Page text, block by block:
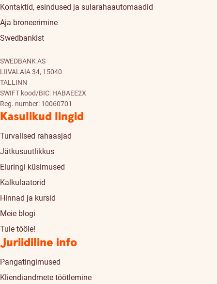
Kontaktid, esindused ja sularahaautomaadid
Aja broneerimine
Swedbankist
SWEDBANK AS
LIIVALAIA 34, 15040
TALLINN
SWIFT kood/BIC: HABAEE2X
Reg. number: 10060701
Kasulikud lingid
Turvalised rahaasjad
Jätkusuutlikkus
Eluringi küsimused
Kalkulaatorid
Hinnad ja kursid
Meie blogi
Tule tööle!
Juriidiline info
Pangatingimused
Kliendiandmete töötlemine